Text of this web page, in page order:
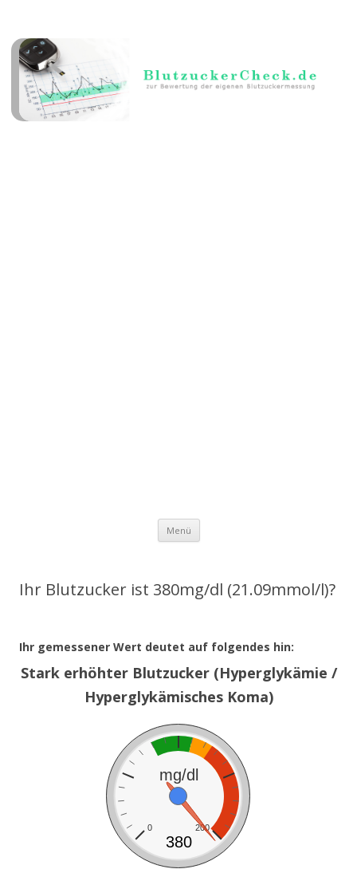
Menü Zum Inhalt springen
Ihr Blutzucker ist 380mg/dl (21.09mmol/l)?
Ihr gemessener Wert deutet auf folgendes hin:
Stark erhöhter Blutzucker (Hyperglykämie /
Hyperglykämisches Koma)
mg/dl
0 200
380